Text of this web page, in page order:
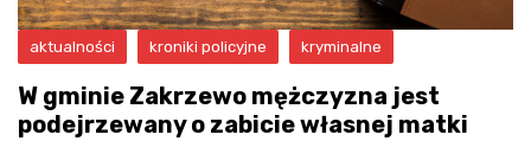
aktualności kroniki policyjne kryminalne
W gminie Zakrzewo mężczyzna jest
podejrzewany o zabicie własnej matki